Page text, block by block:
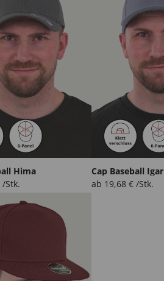
Hima
/Stk.
Cap Baseball Igar
ab 19,68 € /Stk.